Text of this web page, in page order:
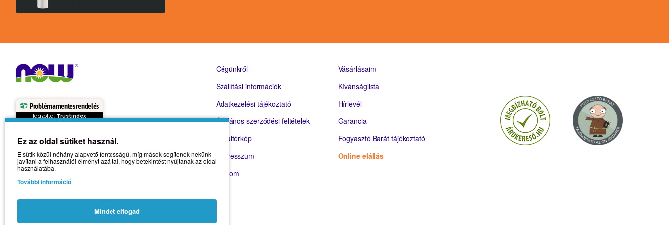
Problémamentes rendelés
Igazolta:Trustindex
1092 Budapest, Erkel utca 14/A.
+36 30 574 6640
Cégünkről
Szállítási információk
Adatkezelési tájékoztató
Általános szerződési feltételek
Oldaltérkép
Impresszum
Fiókom
Vásárlásaim
Kívánságlista
Hírlevél
Garancia
Fogyasztó Barát tájékoztató
Online elállás
Ez az oldal sütiket használ.
E sütik közül néhány alapvető fontosságú, míg mások segítenek nekünk
javítani a felhasználói élményt azáltal, hogy betekintést nyújtanak az oldal
használatába.
További információ
Mindet elfogad